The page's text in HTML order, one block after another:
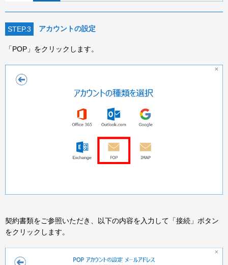
STEP.3 アカウントの設定
「POP」をクリックします。
契約書類をご参照いただき、以下の内容を入力して「接続」ボタン
をクリックします。